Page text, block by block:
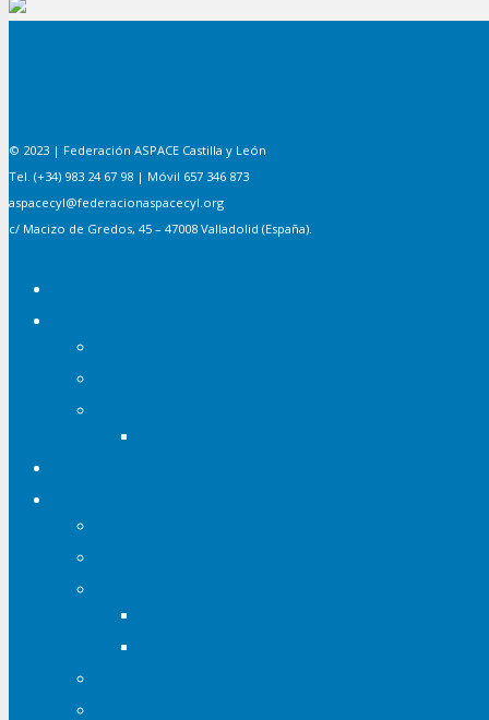
© 2023 | Federación ASPACE Castilla y León
Tel. (+34) 983 24 67 98 | Móvil 657 346 873
aspacecyl@federacionaspacecyl.org
c/ Macizo de Gredos, 45 – 47008 Valladolid (España).